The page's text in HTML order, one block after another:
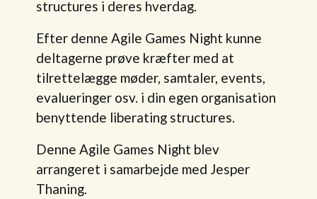
structures i deres hverdag.
Efter denne Agile Games Night kunne
deltagerne prøve kræfter med at
tilrettelægge møder, samtaler, events,
evalueringer osv. i din egen organisation
benyttende liberating structures.
Denne Agile Games Night blev
arrangeret i samarbejde med Jesper
Thaning.